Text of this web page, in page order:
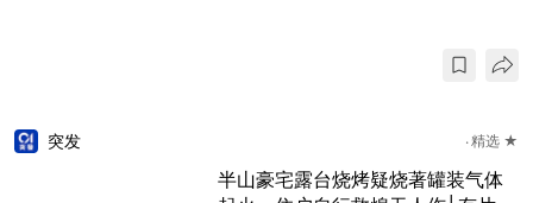
突发 精选 ★
半山豪宅露台烧烤疑烧著罐装气体